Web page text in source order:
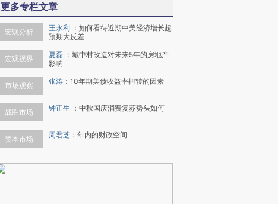
更多专栏文章
宏观分析 王永利 ： 如何看待近期中美经济增长超
预期大反差
宏观视界 夏磊 ： 城中村改造对未来5年的房地产
影响
市场观察 张涛 ： 10年期美债收益率扭转的因素
战胜市场 钟正生 ： 中秋国庆消费复苏势头如何
资本市场 周君芝 ： 年内的财政空间